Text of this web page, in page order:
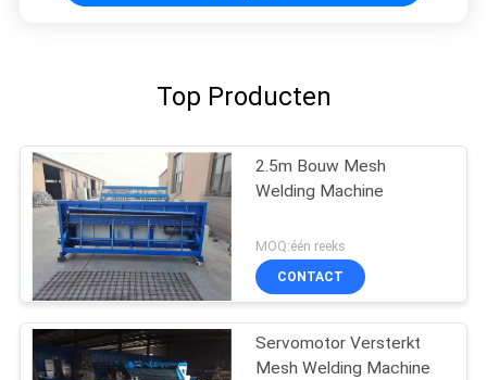
Top Producten
2.5m Bouw Mesh
Welding Machine
MOQ:één reeks
CONTACT
Servomotor Versterkt
Mesh Welding Machine